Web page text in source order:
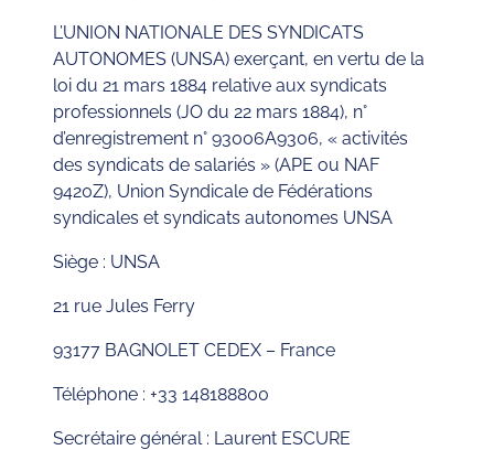
L’UNION NATIONALE DES SYNDICATS
AUTONOMES (UNSA) exerçant, en vertu de la
loi du 21 mars 1884 relative aux syndicats
professionnels (JO du 22 mars 1884), n°
d’enregistrement n° 93006A9306, « activités
des syndicats de salariés » (APE ou NAF
9420Z), Union Syndicale de Fédérations
syndicales et syndicats autonomes UNSA
Siège : UNSA
21 rue Jules Ferry
93177 BAGNOLET CEDEX – France
Téléphone : +33 148188800
Secrétaire général : Laurent ESCURE